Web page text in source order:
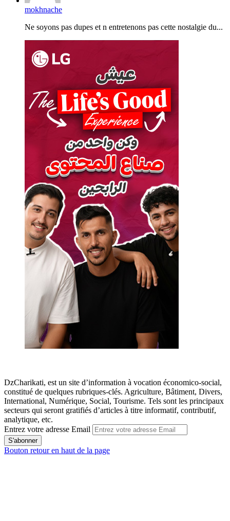
mokhnache
Ne soyons pas dupes et n entretenons pas cette nostalgie du...
DzCharikati, est un site d’information à vocation économico-social,
constitué de quelques rubriques-clés. Agriculture, Bâtiment, Divers,
International, Numérique, Social, Tourisme. Tels sont les principaux
secteurs qui seront gratifiés d’articles à titre informatif, contributif,
analytique, etc.
Entrez votre adresse Email
Bouton retour en haut de la page